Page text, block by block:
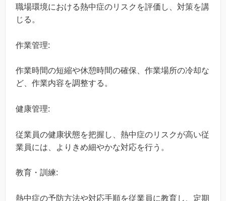
職場環境における熱中症のリスクを評価し、対策を講
じる。
作業管理:
作業時間の短縮や休憩時間の確保、作業場所の冷却な
ど、作業内容を調整する。
健康管理:
従業員の健康状態を把握し、熱中症のリスクが高い従
業員には、よりきめ細やかな対応を行う。
教育・訓練:
熱中症の予防方法や対応手順を従業員に教育し、定期